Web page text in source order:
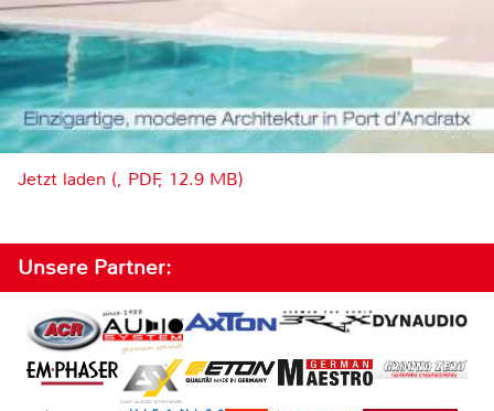
Jetzt laden (, PDF, 12.9 MB)
Unsere Partner: